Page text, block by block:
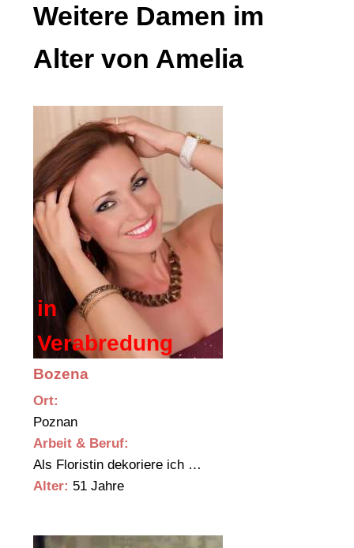
Weitere Damen im
Alter von Amelia
in
Verabredung
Bozena
Ort:
Poznan
Arbeit & Beruf:
Als Floristin dekoriere ich …
Alter: 51 Jahre